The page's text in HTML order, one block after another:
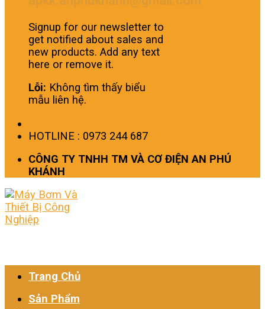
Signup for our newsletter to
get notified about sales and
new products. Add any text
here or remove it.
Lỗi: Không tìm thấy biểu
mẫu liên hệ.
HOTLINE : 0973 244 687
CÔNG TY TNHH TM VÀ CƠ ĐIỆN AN PHÚ
KHÁNH
Trang Chủ
Sản Phẩm